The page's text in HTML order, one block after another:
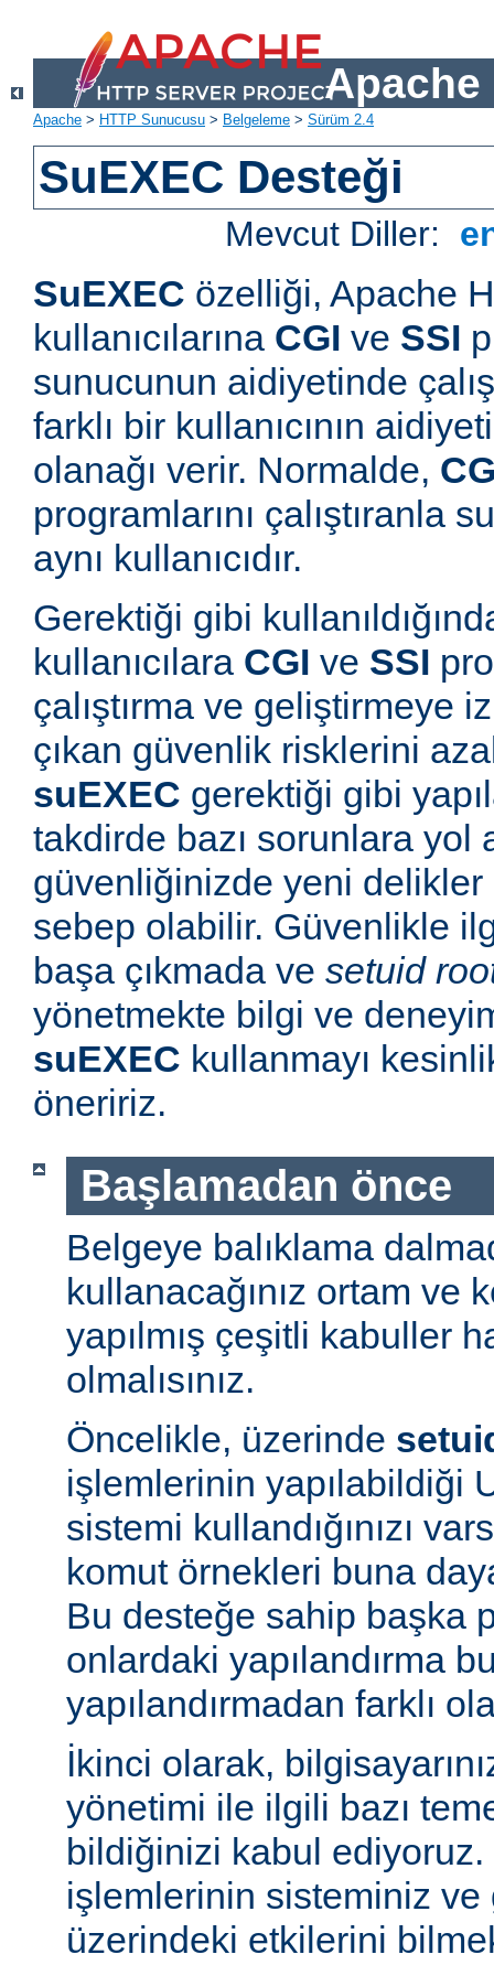
Apache
Apache > HTTP Sunucusu > Belgeleme > Sürüm 2.4
SuEXEC Desteği
Mevcut Diller:
SuEXEC özelliği, Apache
kullanıcılarına CGI ve SSI
sunucunun aidiyetinde
farklı bir kullanıcının
olanağı verir. Normalde,
programlarını çalıştıranla
aynı kullanıcıdır.
Gerektiği gibi
kullanıcılara CGI ve SSI
çalıştırma ve geliştirmeye
çıkan güvenlik risklerini
suEXEC gerektiği gibi
takdirde bazı sorunlara yol
güvenliğinizde yeni delikler
sebep olabilir. Güvenlikle
başa çıkmada ve setuid
yönetmekte bilgi ve
suEXEC kullanmayı
öneririz.
Başlamadan önce
Belgeye balıklama
kullanacağınız ortam ve
yapılmış çeşitli kabuller
olmalısınız.
Öncelikle, üzerinde
işlemlerinin yapılabildiği
sistemi kullandığınızı
komut örnekleri buna
Bu desteğe sahip başka
onlardaki yapılandırma
yapılandırmadan farklı
İkinci olarak,
yönetimi ile ilgili bazı
bildiğinizi kabul
işlemlerinin sisteminiz
üzerindeki etkilerini